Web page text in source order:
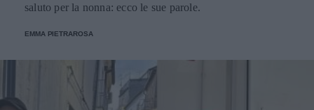
saluto per la nonna: ecco le sue parole.
EMMA PIETRAROSA